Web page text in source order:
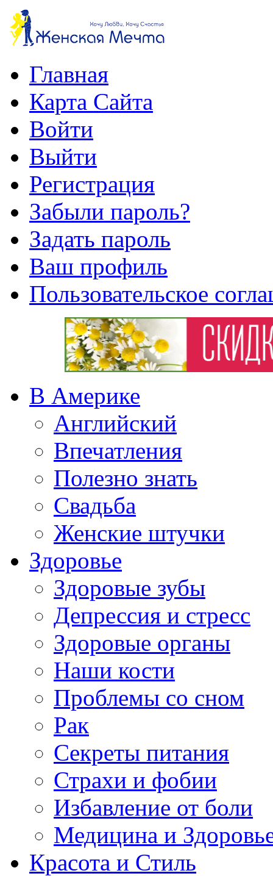
Главная
Карта Сайта
Войти
Выйти
Регистрация
Забыли пароль?
Задать пароль
Ваш профиль
Пользовательское
В Америке
Английский
Впечатления
Полезно знать
Свадьба
Женские штучки
Здоровье
Здоровые зубы
Депрессия и стресс
Здоровые органы
Наши кости
Проблемы со сном
Рак
Секреты питания
Страхи и фобии
Избавление от боли
Медицина и
Красота и Стиль